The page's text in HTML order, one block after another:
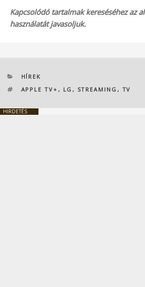
Kapcsolódó tartalmak kereséséhez az
használatát javasoljuk.
KATEGÓRIÁK
HÍREK
CÍMKÉK
APPLE TV+ , LG , STREAMING , TV
HIRDETÉS